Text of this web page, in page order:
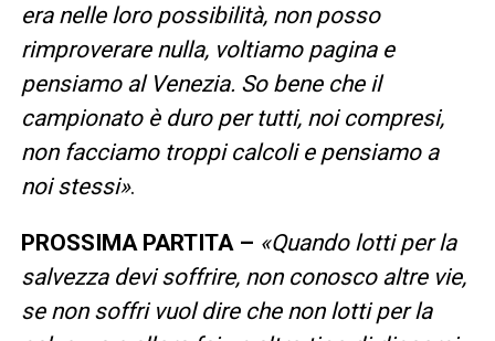
era nelle loro possibilità, non posso
rimproverare nulla, voltiamo pagina e
pensiamo al Venezia. So bene che il
campionato è duro per tutti, noi compresi,
non facciamo troppi calcoli e pensiamo a
noi stessi».
PROSSIMA PARTITA – «Quando lotti per la
salvezza devi soffrire, non conosco altre vie,
se non soffri vuol dire che non lotti per la